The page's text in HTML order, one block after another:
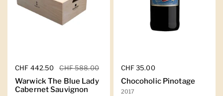
Regulärer Preis
CHF 442.50 Sale-Preis
CHF 588.00
Warwick The Blue Lady
Cabernet Sauvignon
Regulärer Preis
CHF 35.00
Chocoholic Pinotage
2017